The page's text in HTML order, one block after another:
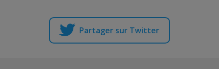
Partager sur Twitter